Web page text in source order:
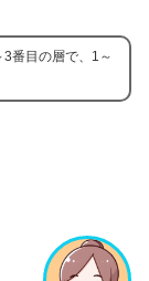
番目の層で、1～